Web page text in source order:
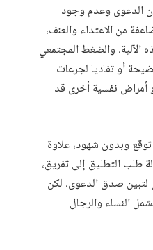
الدعوى وعدم وجود
من الاعتداء والعنف،
الآلية، والضغط المجتمعي
أو تفاديا لجرعات
أمراض نفسية أخرى قد
وبدون شهود، علاوة
طلب التطليق إلى تفريق،
لتبين صدق الدعوى، لكن
النساء والرجال